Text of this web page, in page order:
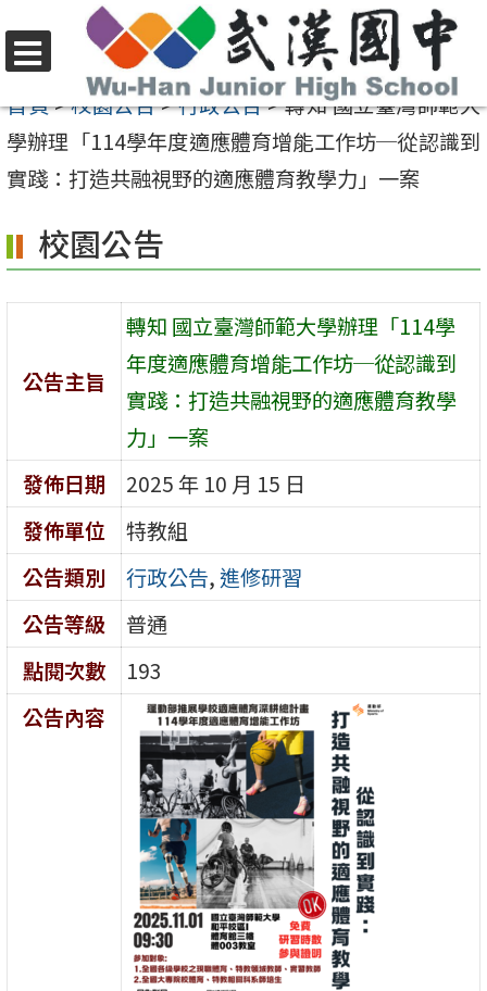
至
要
內
區
選
單
首頁>校園公告>行政公告>轉知 國立臺灣師範大
學辦理「114學年度適應體育增能工作坊─從認識到
實踐：打造共融視野的適應體育教學力」一案
校園公告
公告主旨
轉知 國立臺灣師範大學辦理「114學
年度適應體育增能工作坊─從認識到
實踐：打造共融視野的適應體育教學
力」一案
發佈日期
2025 年 10 月 15 日
發佈單位
特教組
公告類別
行政公告,進修研習
公告等級
普通
點閱次數
193
公告內容